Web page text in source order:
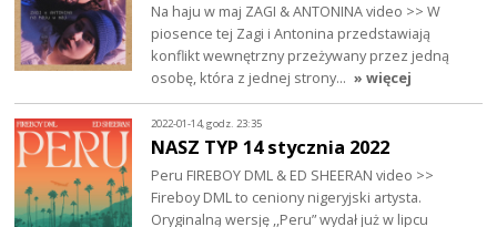
Na haju w maj ZAGI & ANTONINA video >> W
piosence tej Zagi i Antonina przedstawiają
konflikt wewnętrzny przeżywany przez jedną
osobę, która z jednej strony… » więcej
2022-01-14, godz. 23:35
NASZ TYP 14 stycznia 2022
Peru FIREBOY DML & ED SHEERAN video >>
Fireboy DML to ceniony nigeryjski artysta.
Oryginalną wersję ,,Peru” wydał już w lipcu